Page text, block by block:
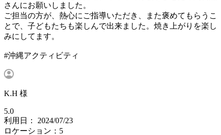
さんにお願いしました。
ご担当の方が、熱心にご指導いただき、また褒めてもらうこ
とで、子どもたちも楽しんで出来ました。焼き上がりを楽し
みにしてます。
#沖縄アクティビティ
K.H 様
5.0
利用日： 2024/07/23
ロケーション：5